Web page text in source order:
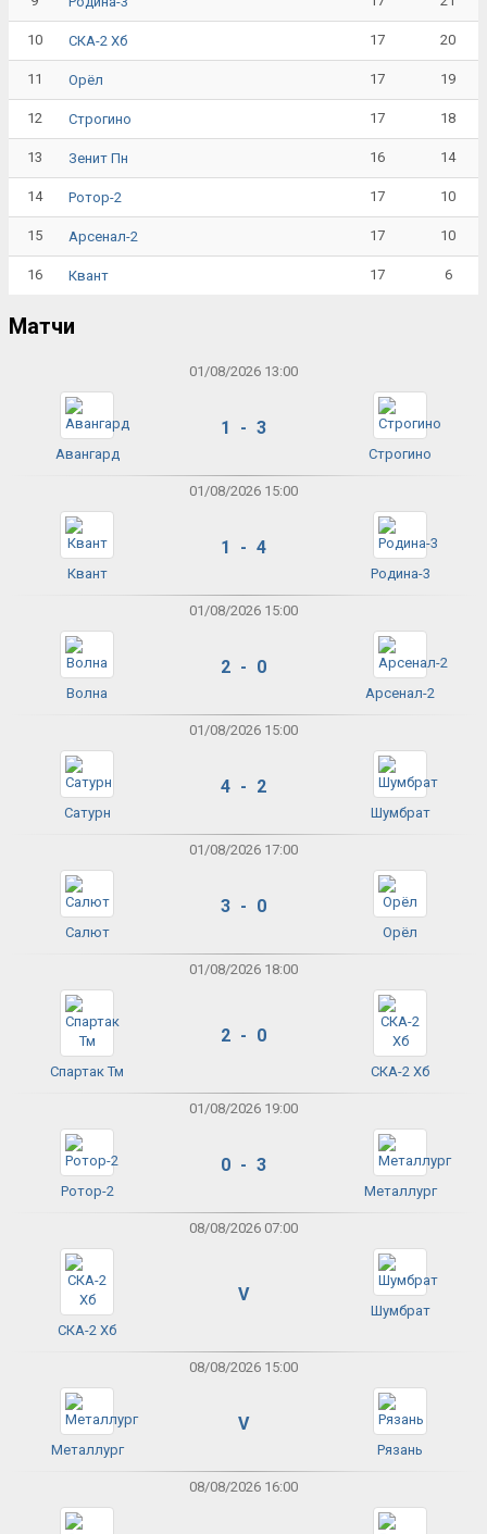
10 СКА-2 Хб 17 20
11 Орёл 17 19
12 Строгино 17 18
13 Зенит Пн 16 14
14 Ротор-2 17 10
15 Арсенал-2 17 10
16 Квант 17 6
Матчи
01/08/2026 13:00
Авангард
1 - 3
Строгино
01/08/2026 15:00
Квант
1 - 4
Родина-3
01/08/2026 15:00
Волна
2 - 0
Арсенал-2
01/08/2026 15:00
Сатурн
4 - 2
Шумбрат
01/08/2026 17:00
Салют
3 - 0
Орёл
01/08/2026 18:00
Спартак Тм
2 - 0
СКА-2 Хб
01/08/2026 19:00
Ротор-2
0 - 3
Металлург
08/08/2026 07:00
СКА-2 Хб
V
Шумбрат
08/08/2026 15:00
Металлург
V
Рязань
08/08/2026 16:00